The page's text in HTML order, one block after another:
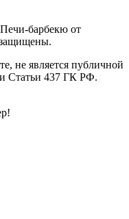
барбекю от
не является публичной
Статьи 437 ГК РФ.